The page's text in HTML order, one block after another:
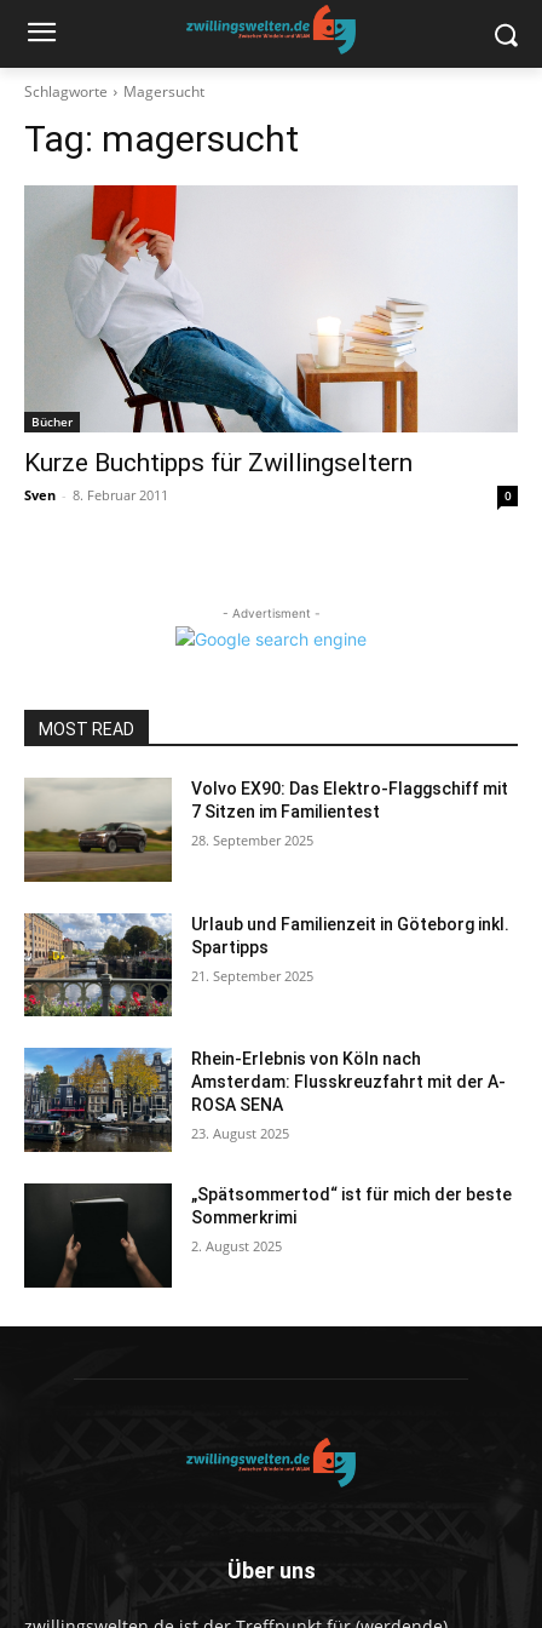
Schlagworte Magersucht
Tag: magersucht
Bücher
Kurze Buchtipps für Zwillingseltern
Sven - 8. Februar 2011 0
- Advertisment -
MOST READ
Volvo EX90: Das Elektro-Flaggschiff mit
7 Sitzen im Familientest
28. September 2025
Urlaub und Familienzeit in Göteborg inkl.
Spartipps
21. September 2025
Rhein-Erlebnis von Köln nach
Amsterdam: Flusskreuzfahrt mit der A-
ROSA SENA
23. August 2025
„Spätsommertod“ ist für mich der beste
Sommerkrimi
2. August 2025
Über uns